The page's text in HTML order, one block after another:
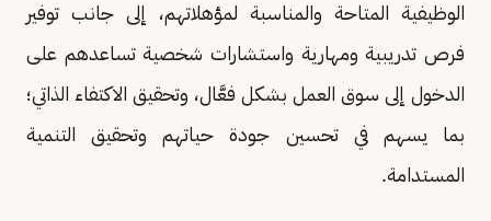
الوظيفية المتاحة والمناسبة لمؤهلاتهم، إلى جانب توفير
فرص تدريبية ومهارية واستشارات شخصية تساعدهم على
الدخول إلى سوق العمل بشكل فعَّال، وتحقيق الاكتفاء الذاتي؛
بما يسهم في تحسين جودة حياتهم وتحقيق التنمية
المستدامة.